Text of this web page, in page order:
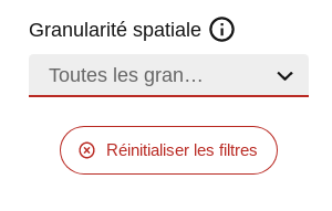
Granularité spatiale
Toutes les granularités
Réinitialiser les filtres